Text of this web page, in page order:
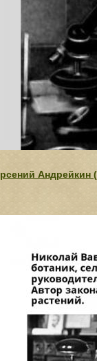
Андрейкин